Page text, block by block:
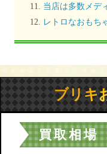
当店は多数メデ
レトロなおもち
ブリキ
買取相場